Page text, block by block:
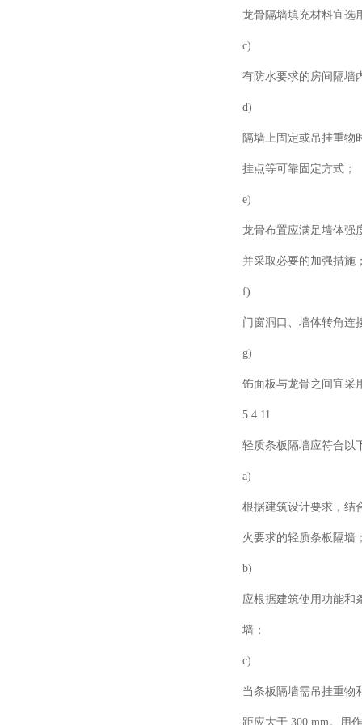
龙骨隔墙填充材料宜选
c)
有防水要求的房间隔墙
d)
隔墙上固定或吊挂重物
挂点等可靠固定方式；
e)
龙骨布置应满足墙体强
并采取必要的加强措施
f)
门窗洞口、墙体转角连
g)
饰面板与龙骨之间宜采
5.4.11
轻质条板隔墙应符合以
a)
根据建筑设计要求，结
火要求的轻质条板隔墙
b)
应根据建筑使用功能和
墙；
c)
当条板隔墙需吊挂重物
距应大于 300 mm 。用